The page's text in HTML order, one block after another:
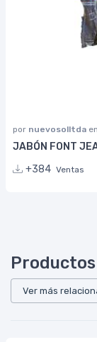
por nuevosolltda en
JABÓN FONT
+384 Ventas
Ver más